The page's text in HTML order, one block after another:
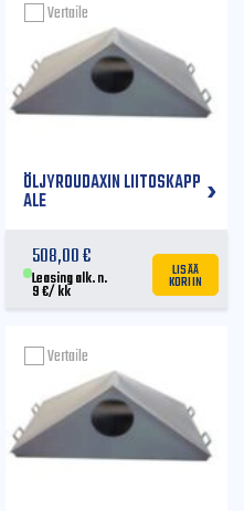
ÖLJYROUDAXIN LIITOSKAPP
ALE
508,00€
Leasing alk. n.
9€/ kk
LISÄÄ
KORIIN
Vertaile
Vertaile